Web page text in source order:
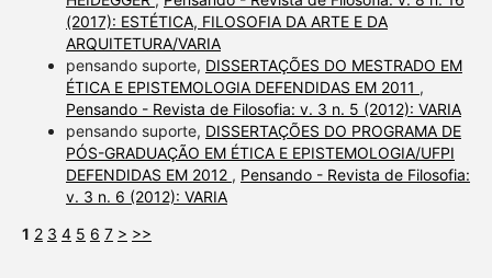
(2017): ESTÉTICA, FILOSOFIA DA ARTE E DA
ARQUITETURA/VARIA
pensando suporte, DISSERTAÇÕES DO MESTRADO EM
ÉTICA E EPISTEMOLOGIA DEFENDIDAS EM 2011 ,
Pensando - Revista de Filosofia: v. 3 n. 5 (2012): VARIA
pensando suporte, DISSERTAÇÕES DO PROGRAMA DE
PÓS-GRADUAÇÃO EM ÉTICA E EPISTEMOLOGIA/UFPI
DEFENDIDAS EM 2012 , Pensando - Revista de Filosofia:
v. 3 n. 6 (2012): VARIA
1 2 3 4 5 6 7 > >>